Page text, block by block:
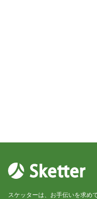
スケッターは、お手伝いを求め